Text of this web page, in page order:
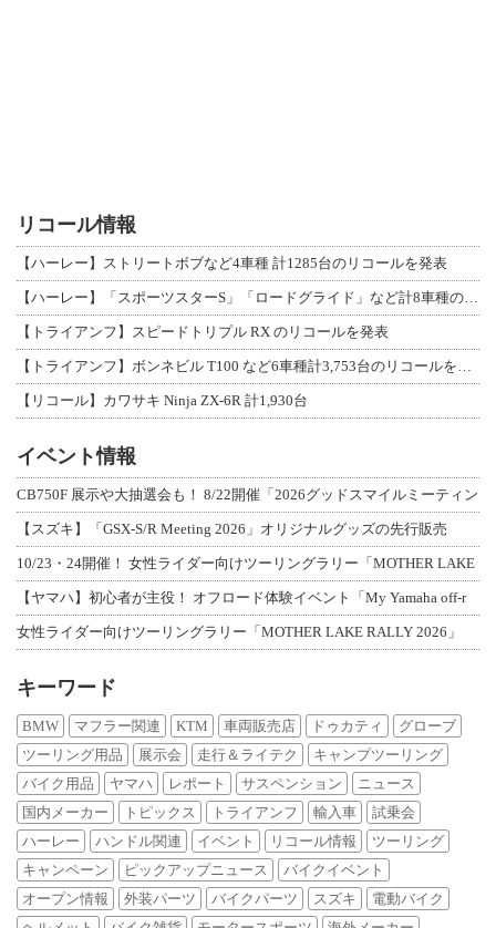
リコール情報
【ハーレー】ストリートボブなど4車種 計1285台のリコールを発表
【ハーレー】「スポーツスターS」「ロードグライド」など計8車種のリコールを発表
【トライアンフ】スピードトリプル RX のリコールを発表
【トライアンフ】ボンネビル T100 など6車種計3,753台のリコールを発表
【リコール】カワサキ Ninja ZX-6R 計1,930台
イベント情報
CB750F 展示や大抽選会も！ 8/22開催「2026グッドスマイルミーティン
【スズキ】「GSX-S/R Meeting 2026」オリジナルグッズの先行販売
10/23・24開催！ 女性ライダー向けツーリングラリー「MOTHER LAKE
【ヤマハ】初心者が主役！ オフロード体験イベント「My Yamaha off-r
女性ライダー向けツーリングラリー「MOTHER LAKE RALLY 2026」
キーワード
BMW マフラー関連 KTM 車両販売店 ドゥカティ
グローブ
ツーリング用品
展示会 走行＆ライテク
キャンプツーリング
バイク用品
ヤマハ レポート サスペンション
ニュース
国内メーカー
トピックス トライアンフ 輸入車
試乗会
ハーレー
ハンドル関連 イベント リコール情報
ツーリング
キャンペーン
ピックアップニュース
バイクイベント
オープン情報
外装パーツ バイクパーツ スズキ
電動バイク